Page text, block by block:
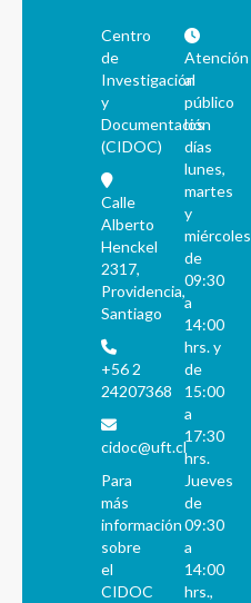
Centro
de
Investigación
y
Documentación
(CIDOC)
Calle
Alberto
Henckel
2317,
Providencia,
Santiago
+56 2
24207368
cidoc@uft.cl
Para
más
información
sobre
el
CIDOC
Atención
al
público
los
días
lunes,
martes
y
miércoles
de
09:30
a
14:00
hrs. y
de
15:00
a
17:30
hrs.
Jueves
de
09:30
a
14:00
hrs.,